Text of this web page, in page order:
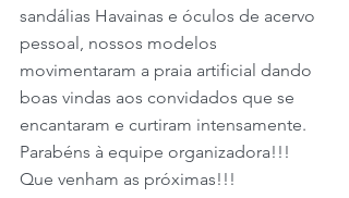
sandálias Havainas e óculos de acervo
pessoal, nossos modelos
movimentaram a praia artificial dando
boas vindas aos convidados que se
encantaram e curtiram intensamente.
Parabéns à equipe organizadora!!!
Que venham as próximas!!!